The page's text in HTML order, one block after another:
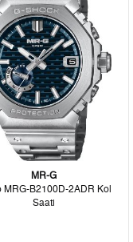
MR-G
MRG-B2100D-2ADR Kol
Saati